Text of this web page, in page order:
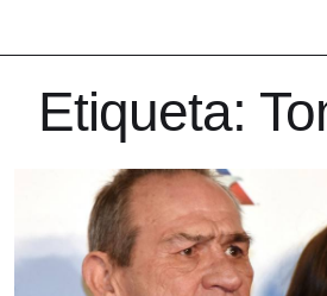
Etiqueta: